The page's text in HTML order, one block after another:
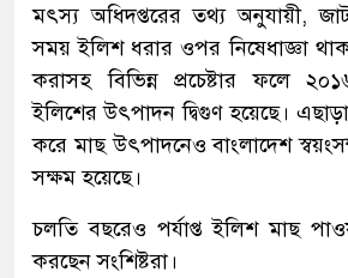
মৎস্য অধিদপ্তরের তথ্য অনুযায়ী,
সময় ইলিশ ধরার ওপর নিষেধাজ্ঞা
করাসহ বিভিন্ন প্রচেষ্টার ফলে
ইলিশের উৎপাদন দ্বিগুণ হয়েছে।
করে মাছ উৎপাদনেও বাংলাদেশ
সক্ষম হয়েছে।
চলতি বছরেও পর্যাপ্ত ইলিশ মাছ
করছেন সংশিষ্টরা।